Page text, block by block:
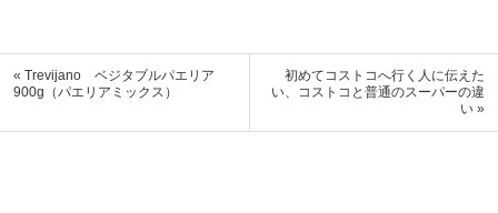
« Trevijano ベジタブルパエリア
900g（パエリアミックス）
初めてコストコへ行く人に伝えた
い、コストコと普通のスーパーの違
い »